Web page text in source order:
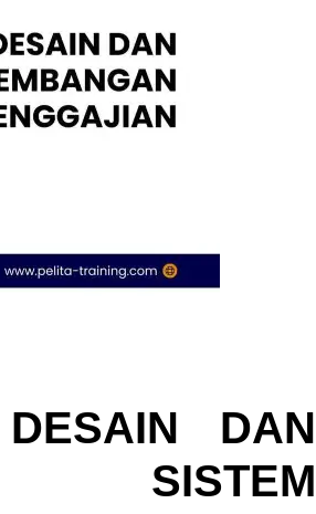
DAN
SISTEM